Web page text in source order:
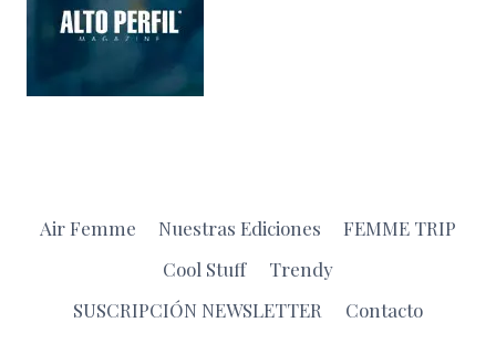
Air Femme Nuestras Ediciones
FEMME TRIP
Cool Stuff
Trendy
SUSCRIPCIÓN NEWSLETTER
Contacto